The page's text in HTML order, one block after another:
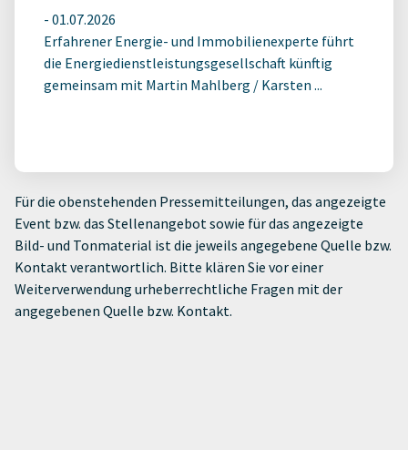
- 01.07.2026
Erfahrener Energie- und Immobilienexperte führt
die Energiedienstleistungsgesellschaft künftig
gemeinsam mit Martin Mahlberg / Karsten ...
Für die obenstehenden Pressemitteilungen, das angezeigte
Event bzw. das Stellenangebot sowie für das angezeigte
Bild- und Tonmaterial ist die jeweils angegebene Quelle bzw.
Kontakt verantwortlich. Bitte klären Sie vor einer
Weiterverwendung urheberrechtliche Fragen mit der
angegebenen Quelle bzw. Kontakt.